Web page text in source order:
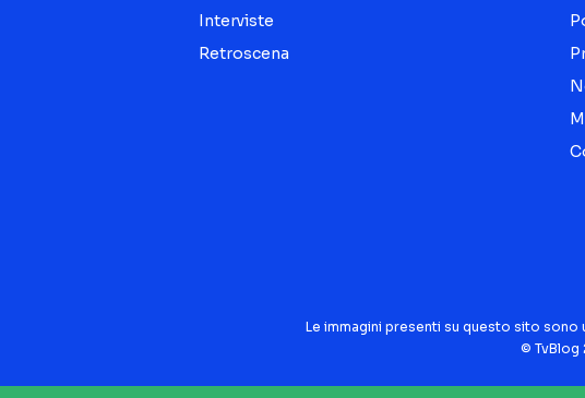
Interviste
Retroscena
Le immagini presenti su questo sito sono
© TvBlog